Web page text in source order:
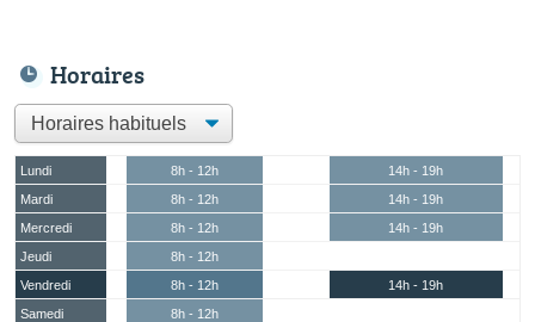
Horaires
Lundi 8h - 12h
14h - 19h
Mardi
8h - 12h
14h - 19h
Mercredi
8h - 12h
14h - 19h
Jeudi
8h - 12h
Vendredi
8h - 12h
14h - 19h
Samedi
8h - 12h